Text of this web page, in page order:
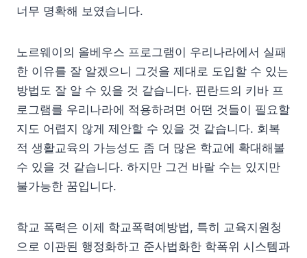
너무 명확해 보였습니다.
노르웨이의 올베우스 프로그램이 우리나라에서 실패
한 이유를 잘 알겠으니 그것을 제대로 도입할 수 있는
방법도 잘 알 수 있을 것 같습니다. 핀란드의 키바 프
로그램를 우리나라에 적용하려면 어떤 것들이 필요할
지도 어렵지 않게 제안할 수 있을 것 같습니다. 회복
적 생활교육의 가능성도 좀 더 많은 학교에 확대해볼
수 있을 것 같습니다. 하지만 그건 바랄 수는 있지만
불가능한 꿈입니다.
학교 폭력은 이제 학교폭력예방법, 특히 교육지원청
으로 이관된 행정화하고 준사법화한 학폭위 시스템과